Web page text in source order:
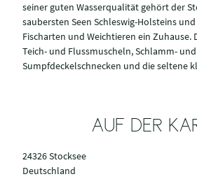
seiner guten Wasserqualität gehört der
saubersten Seen Schleswig-Holsteins
Fischarten und Weichtieren ein Zuhause.
Teich- und Flussmuscheln, Schlamm- und
Sumpfdeckelschnecken und die seltene
AUF DER
24326 Stocksee
Deutschland